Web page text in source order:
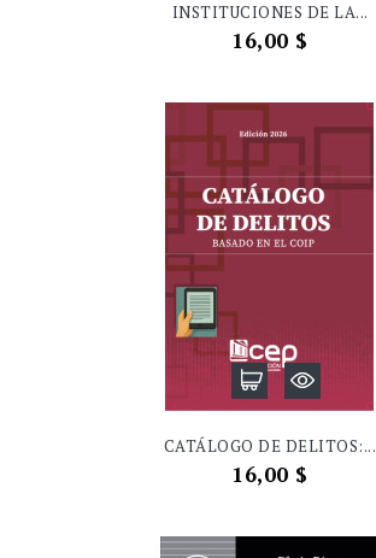
INSTITUCIONES DE LA...
Precio
16,00 $
CATÁLOGO DE DELITOS:...
Precio
16,00 $